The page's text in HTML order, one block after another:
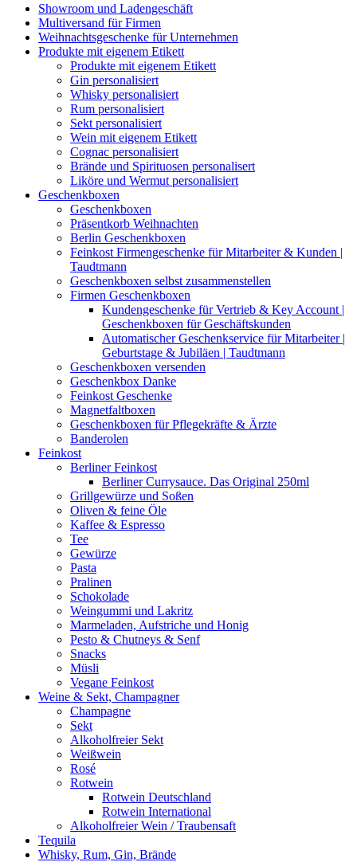
Showroom und Ladengeschäft
Multiversand für Firmen
Weihnachtsgeschenke für Unternehmen
Produkte mit eigenem Etikett
Produkte mit eigenem Etikett
Gin personalisiert
Whisky personalisiert
Rum personalisiert
Sekt personalisiert
Wein mit eigenem Etikett
Cognac personalisiert
Brände und Spirituosen personalisert
Liköre und Wermut personalisiert
Geschenkboxen
Geschenkboxen
Präsentkorb Weihnachten
Berlin Geschenkboxen
Feinkost Firmengeschenke für Mitarbeiter & Kunden |
Taudtmann
Geschenkboxen selbst zusammenstellen
Firmen Geschenkboxen
Kundengeschenke für Vertrieb & Key Account |
Geschenkboxen für Geschäftskunden
Automatischer Geschenkservice für Mitarbeiter |
Geburtstage & Jubiläen | Taudtmann
Geschenkboxen versenden
Geschenkbox Danke
Feinkost Geschenke
Magnetfaltboxen
Geschenkboxen für Pflegekräfte & Ärzte
Banderolen
Feinkost
Berliner Feinkost
Berliner Currysauce. Das Original 250ml
Grillgewürze und Soßen
Oliven & feine Öle
Kaffee & Espresso
Tee
Gewürze
Pasta
Pralinen
Schokolade
Weingummi und Lakritz
Marmeladen, Aufstriche und Honig
Pesto & Chutneys & Senf
Snacks
Müsli
Vegane Feinkost
Weine & Sekt, Champagner
Champagne
Sekt
Alkoholfreier Sekt
Weißwein
Rosé
Rotwein
Rotwein Deutschland
Rotwein International
Alkoholfreier Wein / Traubensaft
Tequila
Whisky, Rum, Gin, Brände